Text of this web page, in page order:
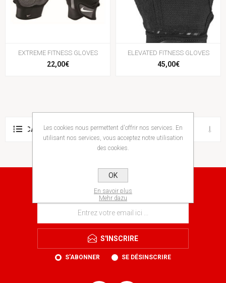
EXTREME FITNESS GLOVES
22,00€
ELEVATED FITNESS GLOVES
45,00€
CATÉGORIES
NEWSLETTER
S'INSCRIRE
S'ABONNER SE DÉSINSCRIRE
Les cookies nous permettent d'offrir nos services. En
utilisant nos services, vous acceptez notre utilisation
des cookies.
OK
En savoir plus
Mehr dazu